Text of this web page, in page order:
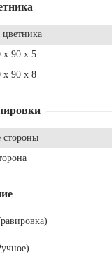
цветника
x 90 x 5
x 90 x 8
стороны